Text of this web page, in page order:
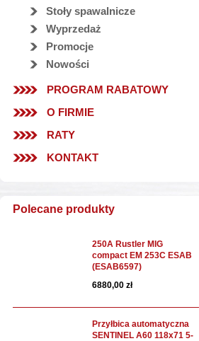
Stoły spawalnicze
Wyprzedaż
Promocje
Nowości
PROGRAM RABATOWY
O FIRMIE
RATY
KONTAKT
Polecane produkty
250A Rustler MIG
compact EM 253C ESAB
(ESAB6597)
6880,00 zł
Przyłbica automatyczna
SENTINEL A60 118x71 5-